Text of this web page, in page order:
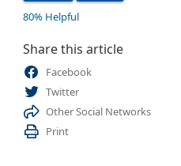
80% Helpful
Share this article
Facebook
Twitter
Other Social Networks
Print